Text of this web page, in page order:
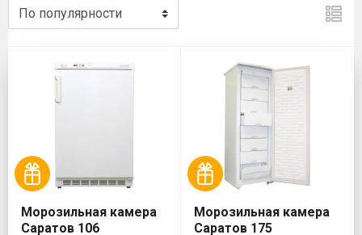
Морозильная камера
Саратов 106
Морозильная камера
Саратов 175